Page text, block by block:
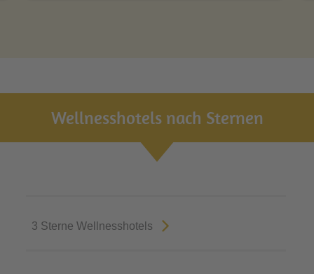
Wellnesshotels nach Sternen
3 Sterne Wellnesshotels